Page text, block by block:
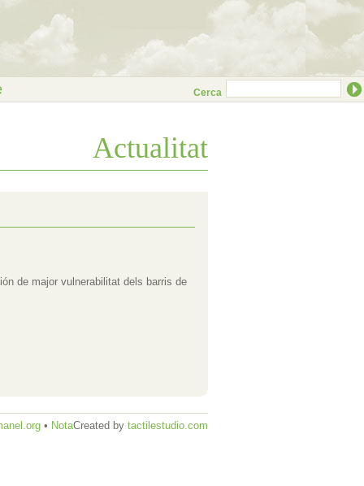
Actualitat
de major vulnerabilitat dels barris de
Created by tactilestudio.com
• Nota
Cerca